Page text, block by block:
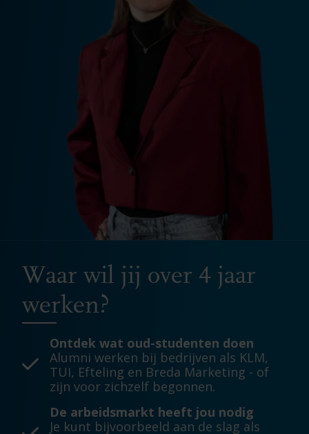
Waar wil jij over 4 jaar
werken?
Ontdek wat oud-studenten doen
Alumni werken bij bedrijven als KLM,
TUI, Efteling en Breda Marketing - of
zijn voor zichzelf begonnen.
De arbeidsmarkt heeft jou nodig
Je kunt bijvoorbeeld aan de slag als